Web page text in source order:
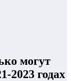
могут
2023 годах